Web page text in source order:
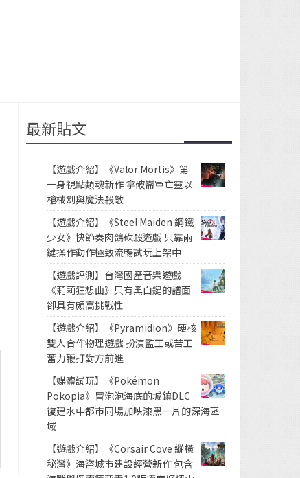
最新貼文
【遊戲介紹】《Valor Mortis》第
一身視點類魂新作 拿破崙軍亡靈以
槍械劍與魔法殺敵
【遊戲介紹】《Steel Maiden 鋼鐵
少女》快節奏肉鴿砍殺遊戲 只靠兩
鍵操作動作極致流暢試玩上架中
【遊戲評測】台灣國產音樂遊戲
《莉莉狂想曲》只有黑白鍵的譜面
卻具有頗高挑戰性
【遊戲介紹】《Pyramidion》硬核
雙人合作物理遊戲 扮演監工或苦工
奮力鞭打對方前進
【媒體試玩】《Pokémon
Pokopia》冒泡泡海底的城鎮DLC
復建水中都市同場加映漆黑一片的深海區
域
【遊戲介紹】《Corsair Cove 縱橫
秘灣》海盜城市建設經營新作 包含